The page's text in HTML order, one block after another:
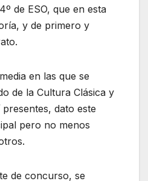
de ESO, que en esta
y de primero y
en las que se
de la Cultura Clásica y
dato este
pero no menos
de concurso, se